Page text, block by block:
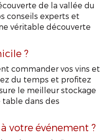
de la vallée du
conseils experts et
véritable découverte
?
commander vos vins et
du temps et profitez
le meilleur stockage
dans des
votre événement ?